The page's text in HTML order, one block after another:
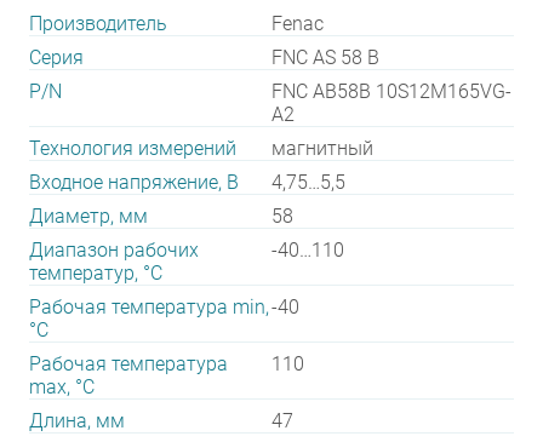
Производитель
Fenac
Серия
FNC AS 58 B
P/N
FNC AB58B 10S12M165VG-
A2
Технология измерений
магнитный
Входное напряжение, В
4,75…5,5
Диаметр, мм
58
Диапазон рабочих
температур, °С
-40…110
Рабочая температура min,
°С
-40
Рабочая температура
max, °С
110
Длина, мм
47